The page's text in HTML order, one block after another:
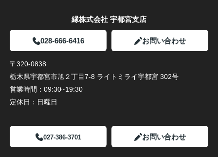
縁株式会社 宇都宮支店
028-666-6416 お問い合わせ
〒320-0838
栃木県宇都宮市旭２丁目7-8 ライトミライ宇都宮 302号
営業時間： 09:30~19:30
定休日： 日曜日
027-386-3701 お問い合わせ